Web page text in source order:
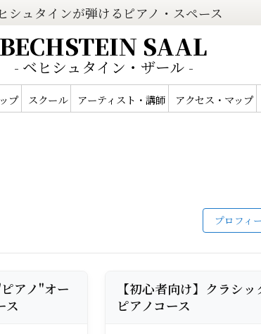
シュタインが弾けるピアノ・スペース
BECHSTEIN SAAL
- ベヒシュタイン・ザール -
プ スクール アーティスト・講師 アクセス・マップ
プロフィ
アノ"オー
ス
【初心者向け】クラシッ
ピアノコース